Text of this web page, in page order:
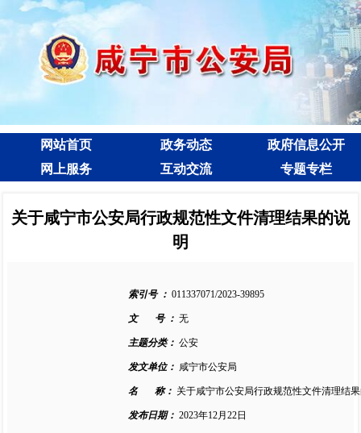
网站首页 政务动态
政府信息公开
网上服务
互动交流 专题专栏
关于咸宁市公安局行政规范性文件清理结果的说
明
索引号 ： 011337071/2023-39895
文 号 ： 无
主题分类： 公安
发文单位： 咸宁市公安局
名 称： 关于咸宁市公安局行政规范性文件清理结
发布日期： 2023年12月22日